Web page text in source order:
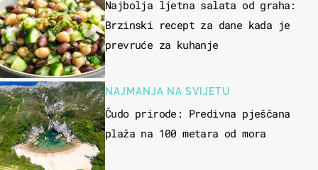
Najbolja ljetna salata od graha:
Brzinski recept za dane kada je
prevruće za kuhanje
NAJMANJA NA SVIJETU
Čudo prirode: Predivna pješčana
plaža na 100 metara od mora